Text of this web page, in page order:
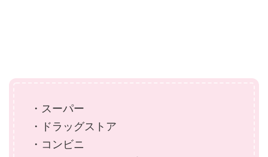
・スーパー
・ドラッグストア
・コンビニ